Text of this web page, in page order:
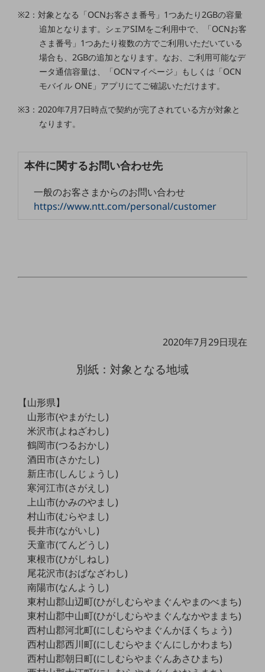
災害対策・BCP
課題・ニーズで探す
課題・ニーズで探すTOP
コミュニケーション・情報共有
マーケティング
業務効率化
地域共創・地方創生
セキュリティ対策
人材不足解消
モビリティ
製造・建設業
キーワードで探す
モバイルTOP
法人向けスマホ・携帯に関する、
おすすめの機種、料金やサービスをご紹介
製品TOP
ビジネス向けスマートフォン
タフネススマートフォン
データ通信製品
ドコモケータイ
※2：対象となる「OCNお客さま番号」1つあたり2GBの容量
追加となります。シェアSIMをご利用中で、「OCNお客
さま番号」1つあたり複数の方でご利用いただいている
場合も、2GBの追加となります。なお、ご利用可能なデ
ータ通信容量は、「OCNマイページ」もしくは「OCN
モバイル ONE」アプリにてご確認いただけます。
※3：2020年7月7日時点で契約が完了されている方が対象と
なります。
本件に関するお問い合わせ先
一般のお客さまからのお問い合わせ
https://www.ntt.com/personal/customer
2020年7月29日現在
別紙：対象となる地域
【山形県】
山形市(やまがたし)
米沢市(よねざわし)
鶴岡市(つるおかし)
酒田市(さかたし)
新庄市(しんじょうし)
寒河江市(さがえし)
上山市(かみのやまし)
村山市(むらやまし)
長井市(ながいし)
天童市(てんどうし)
東根市(ひがしねし)
尾花沢市(おばなざわし)
南陽市(なんようし)
東村山郡山辺町(ひがしむらやまぐんやまのべまち)
東村山郡中山町(ひがしむらやまぐんなかやままち)
西村山郡河北町(にしむらやまぐんかほくちょう)
西村山郡西川町(にしむらやまぐんにしかわまち)
西村山郡朝日町(にしむらやまぐんあさひまち)